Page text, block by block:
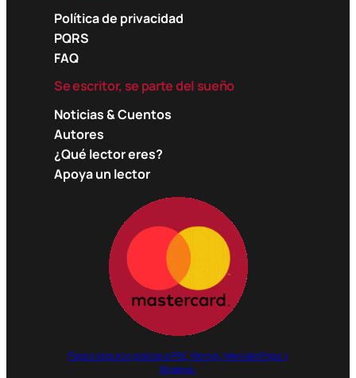
Política de privacidad
PQRS
FAQ
Se escritor, se parte del sueño
Noticias & Cuentos
Autores
¿Qué lector eres?
Apoya un lector
Pagos seguros gracias a PSE, Wompi, MercadoPago y
Binance.